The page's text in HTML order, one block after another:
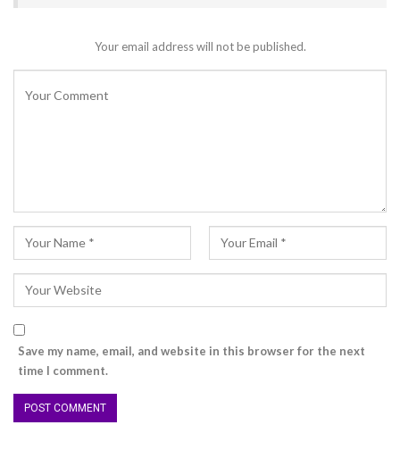
Your email address will not be published.
Save my name, email, and website in this browser for the next
time I comment.